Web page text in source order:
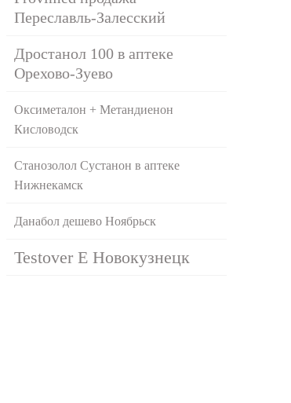
Переславль-Залесский
Дростанол 100 в аптеке
Орехово-Зуево
Оксиметалон + Метандиенон
Кисловодск
Станозолол Сустанон в аптеке
Нижнекамск
Данабол дешево Ноябрьск
Testover E Новокузнецк